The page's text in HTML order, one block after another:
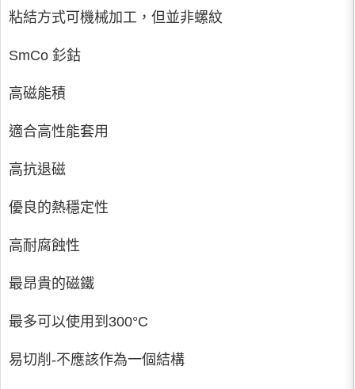
粘結方式可機械加工，但並非螺紋
SmCo 釤鈷
高磁能積
適合高性能套用
高抗退磁
優良的熱穩定性
高耐腐蝕性
最昂貴的磁鐵
最多可以使用到300°C
易切削-不應該作為一個結構